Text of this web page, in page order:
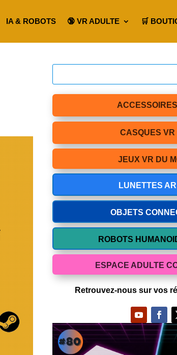
IA & ROBOTS 🔞 VR ADULTE 🛒
CASQUES VR
JEUX VR DU
LUNETTES
OBJETS
ROBOTS
ESPACE ADULTE
Retrouvez-nous sur vos